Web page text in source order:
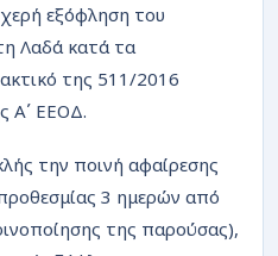
εξόφληση του
Λαδά κατά τα
της 511/2016
Α΄ ΕΕΟΔ.
την ποινή αφαίρεσης
3 ημερών από
της παρούσας),